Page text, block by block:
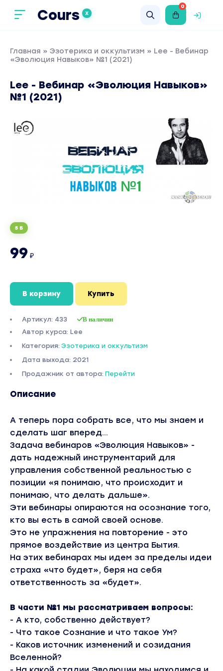
Cours X
0
Главная » Эзотерика и оккультизм » Lee - Вебинар
«Эволюция Навыков» №1 (2021)
Lee - Вебинар «Эволюция Навыков»
№1 (2021)
5 Б
99 ₽
В корзину Купить
Артикул: 433 В наличии
Автор курса: Lee
Категория: Эзотерика и оккультизм
Дата выхода: 2021
Продажник от автора: Перейти
Описание
А теперь пора собрать все, что мы знаем и
сделать шаг вперед...
Задача вебинаров «Эволюция Навыков» -
дать надежный инструментарий для
управления собственной реальностью с
позиции «я понимаю, что происходит и
понимаю, что делать дальше».
Эти вебинары опираются на осознание того,
кто вы есть в самой своей основе.
Это не упражнения на повторение - это
прямое воздействие из центра Бытия.
На этих вебинарах мы идем за пределы идеи
страха «что будет», беря на себя
ответственность за «будет».
В части №1 мы рассматриваем вопросы:
- А кто, собственно действует?
- Что такое Сознание и что такое Ум?
- Каков источник изменений и созидания
Вселенной?